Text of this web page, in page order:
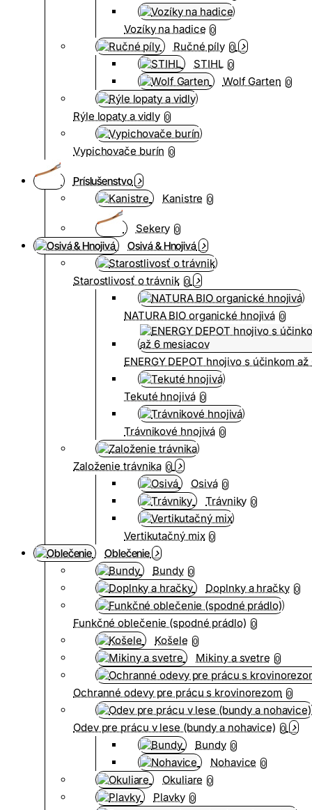
Vozíky na hadice 0
Ručné píly 0
STIHL 0
Wolf Garten 0
Rýle lopaty a vidly 0
Vypichovače burín 0
Príslušenstvo
Kanistre 0
Sekery 0
Osivá & Hnojivá
Starostlivosť o trávnik 0
NATURA BIO organické hnojivá 0
ENERGY DEPOT hnojivo s účinkom
Tekuté hnojivá 0
Trávnikové hnojivá 0
Založenie trávnika 0
Osivá 0
Trávniky 0
Vertikutačný mix 0
Oblečenie
Bundy 0
Doplnky a hračky 0
Funkčné oblečenie (spodné prádlo) 0
Košele 0
Mikiny a svetre 0
Ochranné odevy pre prácu s krovinorezom 0
Odev pre prácu v lese (bundy a nohavice) 0
Bundy 0
Nohavice 0
Okuliare 0
Plavky 0